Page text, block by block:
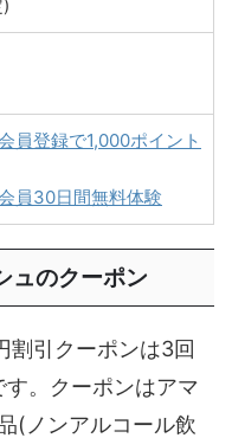
員登録で1,000ポイント
員30日間無料体験
ュのクーポン
割引クーポンは3回
。クーポンはアマ
(ノンアルコール飲